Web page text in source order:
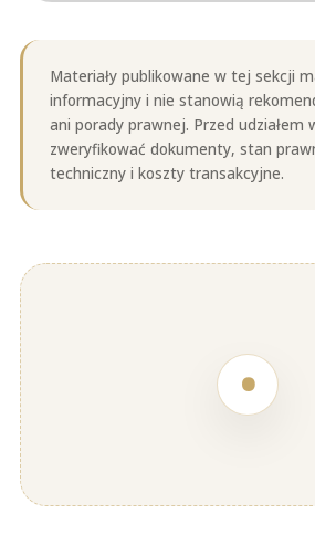
Materiały publikowane w tej sekcji
informacyjny i nie stanowią
ani porady prawnej. Przed udziałem
zweryfikować dokumenty, stan
techniczny i koszty transakcyjne.
•